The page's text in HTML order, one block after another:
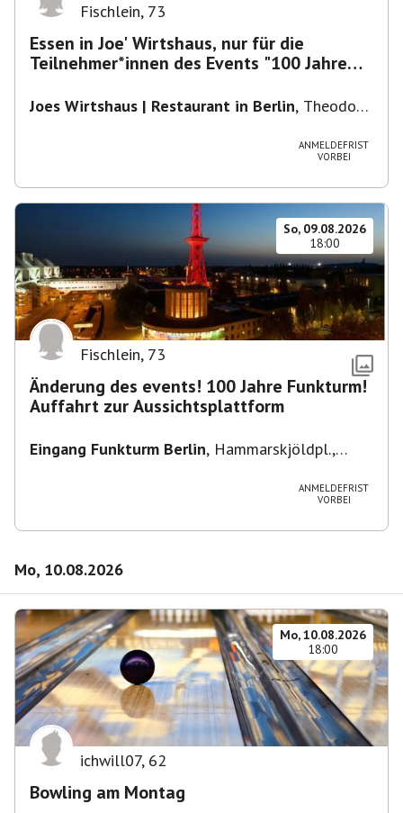
Fischlein, 73
Essen in Joe' Wirtshaus, nur für die
Teilnehmer*innen des Events "100 Jahre
Joes Wirtshaus | Restaurant in Berlin, Theodor-
ANMELDEFRIST
VORBEI
So, 09.08.2026
18:00
Fischlein, 73
Änderung des events! 100 Jahre Funkturm!
Auffahrt zur Aussichtsplattform
Eingang Funkturm Berlin, Hammarskjöldpl.,
ANMELDEFRIST
VORBEI
Mo, 10.08.2026
Mo, 10.08.2026
18:00
ichwill07, 62
Bowling am Montag